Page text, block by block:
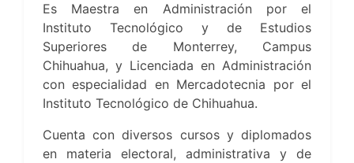
Es Maestra en Administración por el
Instituto Tecnológico y de Estudios
Superiores de Monterrey, Campus
Chihuahua, y Licenciada en Administración
con especialidad en Mercadotecnia por el
Instituto Tecnológico de Chihuahua.
Cuenta con diversos cursos y diplomados
en materia electoral, administrativa y de